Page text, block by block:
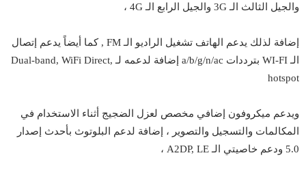
والجيل الثالث الـ 3G والجيل الرابع الـ 4G ،
إضافة لذلك يدعم الهاتف تشغيل الراديو الـ FM , كما أيضاً يدعم إتصال
الـ WI-FI بترددات a/b/g/n/ac إضافة لدعمه لـ Dual-band, WiFi Direct,
hotspot
ويدعم ميكروفون إضافي مخصص لعزل الضجيج أثناء الاستخدام في
المكالمات والتسجيل والتصوير ، إضافة لدعم البلوتوث بأحدث إصدار
5.0 ودعم خاصيتي الـ A2DP, LE ،